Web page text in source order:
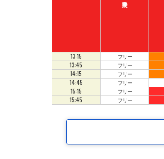
13:15 フリー
13:45 フリー
14:15 フリー
14:45 フリー
15:15 フリー
15:45 フリー